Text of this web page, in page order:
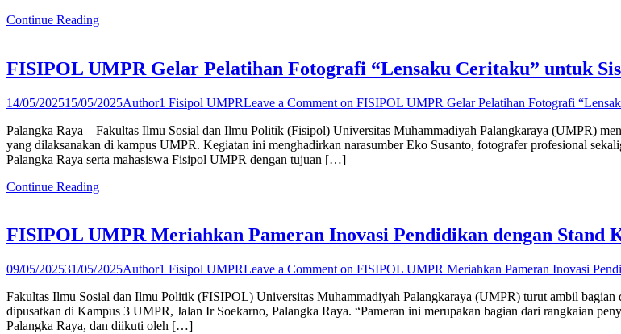
Continue Reading
FISIPOL UMPR Gelar Pelatihan Fotografi “Lensaku Ceritaku” untuk
14/05/202515/05/2025Author1 Fisipol UMPRLeave a Comment on FISIPOL UMPR Gelar Pelatihan Fotografi
Palangka Raya – Fakultas Ilmu Sosial dan Ilmu Politik (Fisipol) Universitas Muhammadiyah Palangkaraya (UMPR)
yang dilaksanakan di kampus UMPR. Kegiatan ini menghadirkan narasumber Eko Susanto, fotografer profesional
Palangka Raya serta mahasiswa Fisipol UMPR dengan tujuan […]
Continue Reading
FISIPOL UMPR Meriahkan Pameran Inovasi Pendidikan dengan Stand
09/05/202531/05/2025Author1 Fisipol UMPRLeave a Comment on FISIPOL UMPR Meriahkan Pameran Inovasi
Fakultas Ilmu Sosial dan Ilmu Politik (FISIPOL) Universitas Muhammadiyah Palangkaraya (UMPR) turut ambil
dipusatkan di Kampus 3 UMPR, Jalan Ir Soekarno, Palangka Raya. “Pameran ini merupakan bagian dari rangkaian
Palangka Raya, dan diikuti oleh […]